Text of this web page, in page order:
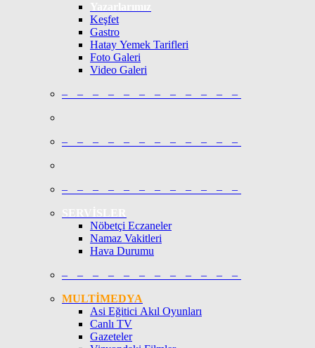
Keşfet
Gastro
Hatay Yemek Tarifleri
Foto Galeri
Video Galeri
– – – – – – – – – – – –
– – – – – – – – – – – –
– – – – – – – – – – – –
Nöbetçi Eczaneler
Namaz Vakitleri
Hava Durumu
– – – – – – – – – – – –
MULTİMEDYA
Asi Eğitici Akıl Oyunları
Canlı TV
Gazeteler